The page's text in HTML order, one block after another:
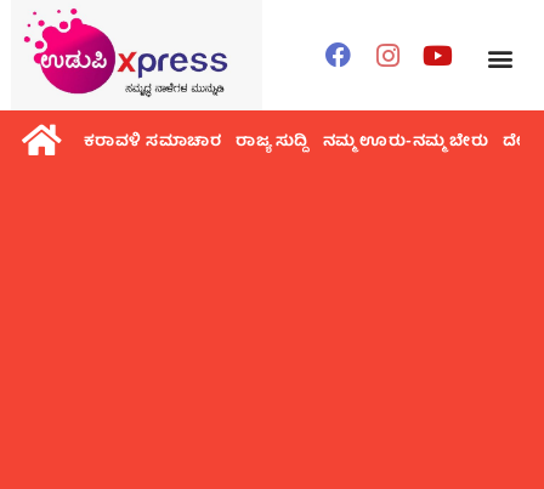
ಕರಾವಳಿ ಸಮಾಚಾರ ರಾಜ್ಯ ಸುದ್ದಿ ನಮ್ಮ ಊರು-ನಮ್ಮ ಬೇರು ದೇಶ